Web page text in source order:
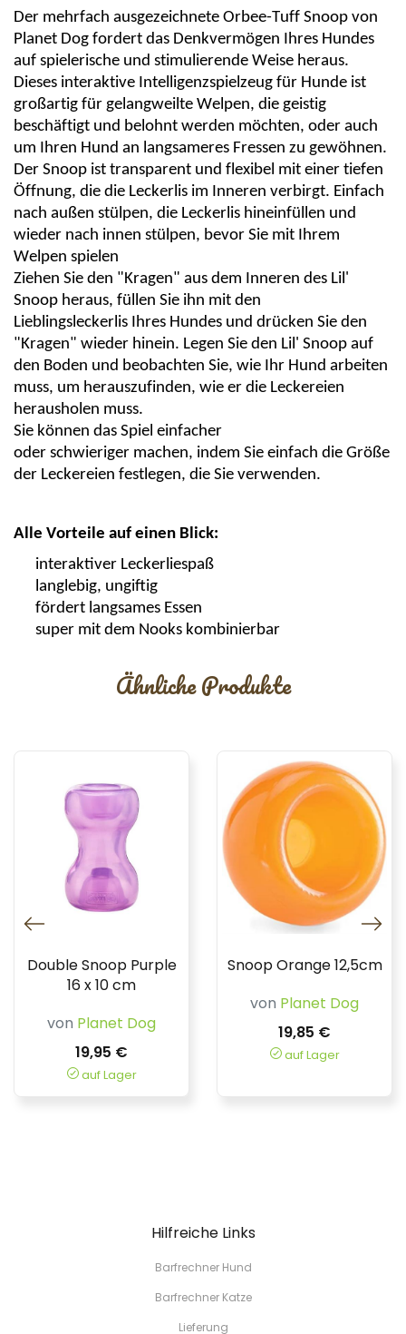
Der mehrfach ausgezeichnete Orbee-Tuff Snoop von
Planet Dog fordert das Denkvermögen Ihres Hundes
auf spielerische und stimulierende Weise heraus.
Dieses interaktive Intelligenzspielzeug für Hunde ist
großartig für gelangweilte Welpen, die geistig
beschäftigt und belohnt werden möchten, oder auch
um Ihren Hund an langsameres Fressen zu gewöhnen.
Der Snoop ist transparent und flexibel mit einer tiefen
Öffnung, die die Leckerlis im Inneren verbirgt. Einfach
nach außen stülpen, die Leckerlis hineinfüllen und
wieder nach innen stülpen, bevor Sie mit Ihrem
Welpen spielen
Ziehen Sie den "Kragen" aus dem Inneren des Lil'
Snoop heraus, füllen Sie ihn mit den
Lieblingsleckerlis Ihres Hundes und drücken Sie den
"Kragen" wieder hinein. Legen Sie den Lil' Snoop auf
den Boden und beobachten Sie, wie Ihr Hund arbeiten
muss, um herauszufinden, wie er die Leckereien
herausholen muss.
Sie können das Spiel einfacher
oder schwieriger machen, indem Sie einfach die Größe
der Leckereien festlegen, die Sie verwenden.
Alle Vorteile auf einen Blick:
interaktiver Leckerliespaß
langlebig, ungiftig
fördert langsames Essen
super mit dem Nooks kombinierbar
Ähnliche Produkte
Double Snoop Purple
16 x 10 cm
von Planet Dog
19,95 €
auf Lager
Snoop Orange 12,5cm
von Planet Dog
19,85 €
auf Lager
Hilfreiche Links
Barfrechner Hund
Barfrechner Katze
Lieferung